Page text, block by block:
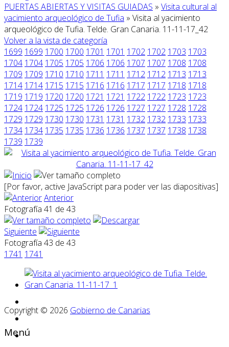
PUERTAS ABIERTAS Y VISITAS GUIADAS » Visita cultural al
yacimiento arqueológico de Tufia » Visita al yacimiento
arqueológico de Tufia. Telde. Gran Canaria. 11-11-17_42
Volver a la vista de categoría
1699 1699 1700 1700 1701 1701 1702 1702 1703 1703
1704 1704 1705 1705 1706 1706 1707 1707 1708 1708
1709 1709 1710 1710 1711 1711 1712 1712 1713 1713
1714 1714 1715 1715 1716 1716 1717 1717 1718 1718
1719 1719 1720 1720 1721 1721 1722 1722 1723 1723
1724 1724 1725 1725 1726 1726 1727 1727 1728 1728
1729 1729 1730 1730 1731 1731 1732 1732 1733 1733
1734 1734 1735 1735 1736 1736 1737 1737 1738 1738
1739 1739
[Por favor, active JavaScript para poder ver las diapositivas]
Anterior
Fotografía 41 de 43
Siguiente
Fotografía 43 de 43
1741 1741
Copyright © 2026 Gobierno de Canarias
Menú